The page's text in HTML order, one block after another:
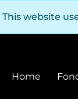
This website
Home